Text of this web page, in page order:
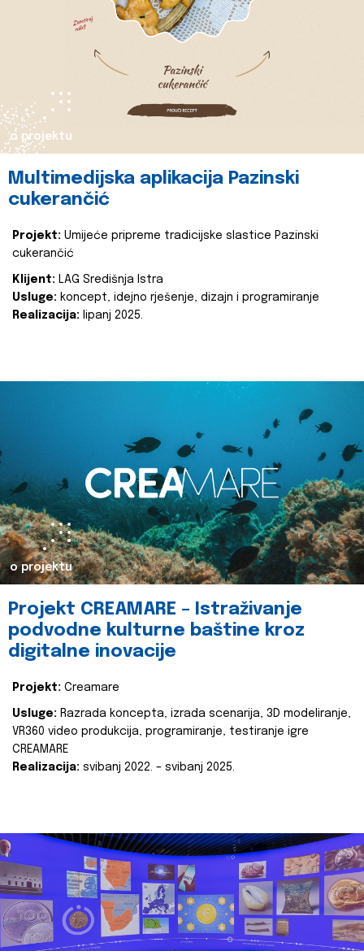
o projektu
Multimedijska aplikacija Pazinski
cukerančić
Projekt: Umijeće pripreme tradicijske slastice Pazinski
cukerančić
Klijent: LAG Središnja Istra
Usluge: koncept, idejno rješenje, dizajn i programiranje
Realizacija: lipanj 2025.
o projektu
Projekt CREAMARE – Istraživanje
podvodne kulturne baštine kroz
digitalne inovacije
Projekt: Creamare
Usluge: Razrada koncepta, izrada scenarija, 3D modeliranje,
VR360 video produkcija, programiranje, testiranje igre
CREAMARE
Realizacija: svibanj 2022. – svibanj 2025.